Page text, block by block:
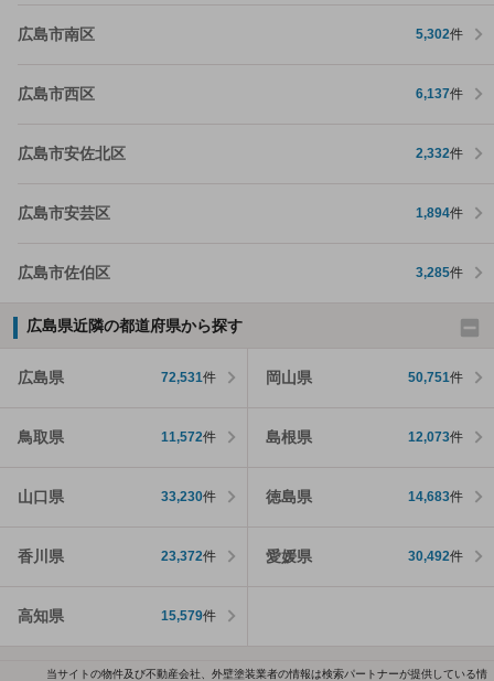
広島市南区 5,302件
広島市西区 6,137件
広島市安佐北区 2,332件
広島市安芸区 1,894件
広島市佐伯区 3,285件
広島県近隣の都道府県から探す
広島県 72,531件 岡山県 50,751件
鳥取県 11,572件 島根県 12,073件
山口県 33,230件 徳島県 14,683件
香川県 23,372件 愛媛県 30,492件
高知県 15,579件
当サイトの物件及び不動産会社、外壁塗装業者の情報は検索パートナーが提供している情